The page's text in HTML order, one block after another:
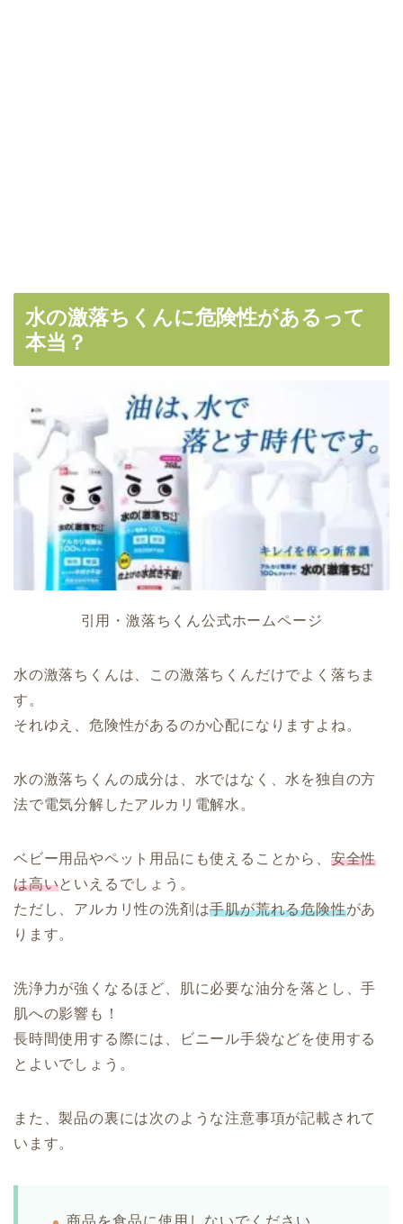
水の激落ちくんに危険性があるって
本当？
引用・激落ちくん公式ホームページ
水の激落ちくんは、この激落ちくんだけでよく落ちま
す。
それゆえ、危険性があるのか心配になりますよね。
水の激落ちくんの成分は、水ではなく、水を独自の方
法で電気分解したアルカリ電解水。
ベビー用品やペット用品にも使えることから、 安全性
は高いといえるでしょう。
ただし、アルカリ性の洗剤は手肌が荒れる危険性があ
ります。
洗浄力が強くなるほど、肌に必要な油分を落とし、手
肌への影響も！
長時間使用する際には、ビニール手袋などを使用する
とよいでしょう。
また、製品の裏には次のような注意事項が記載されて
います。
商品を食品に使用しないでください。